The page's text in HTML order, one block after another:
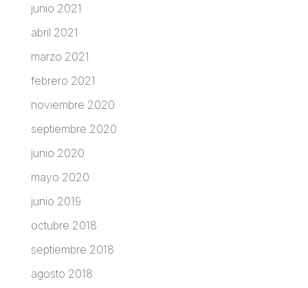
junio 2021
abril 2021
marzo 2021
febrero 2021
noviembre 2020
septiembre 2020
junio 2020
mayo 2020
junio 2019
octubre 2018
septiembre 2018
agosto 2018